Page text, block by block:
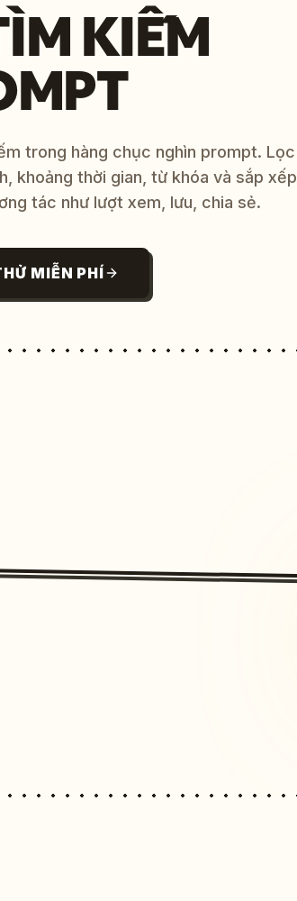
KIẾM
trong hàng chục nghìn prompt. Lọc
khoảng thời gian, từ khóa và sắp xếp
tác như lượt xem, lưu, chia sẻ.
MIỄN PHÍ